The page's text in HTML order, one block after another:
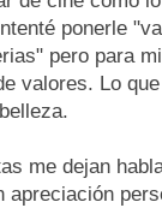
ponerle
pero para
valores. Lo
me dejan
apreciación